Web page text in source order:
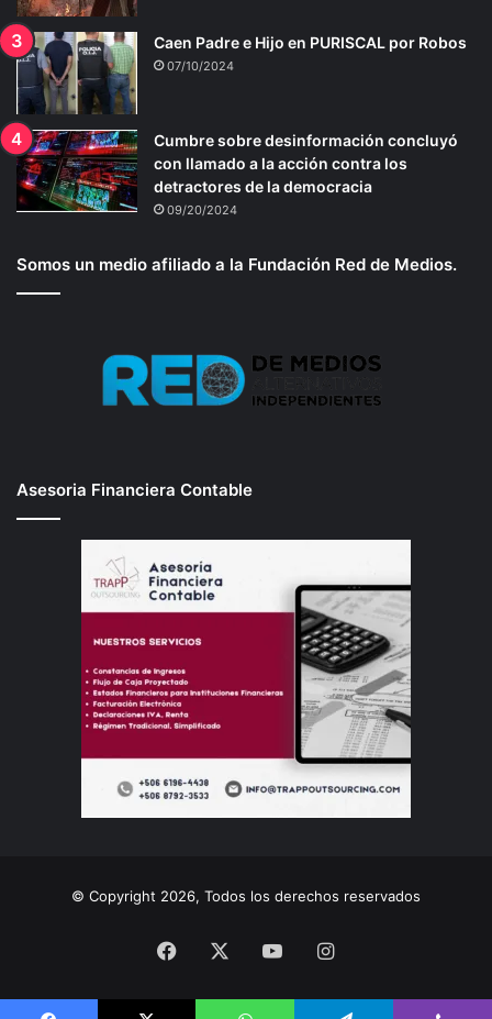
Caen Padre e Hijo en PURISCAL por Robos
07/10/2024
Cumbre sobre desinformación concluyó
con llamado a la acción contra los
detractores de la democracia
09/20/2024
Somos un medio afiliado a la Fundación Red de Medios.
Asesoria Financiera Contable
© Copyright 2026, Todos los derechos reservados
Facebook YouTubeInstagram